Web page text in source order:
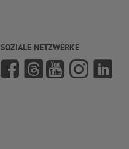
SOZIALE NETZWERKE